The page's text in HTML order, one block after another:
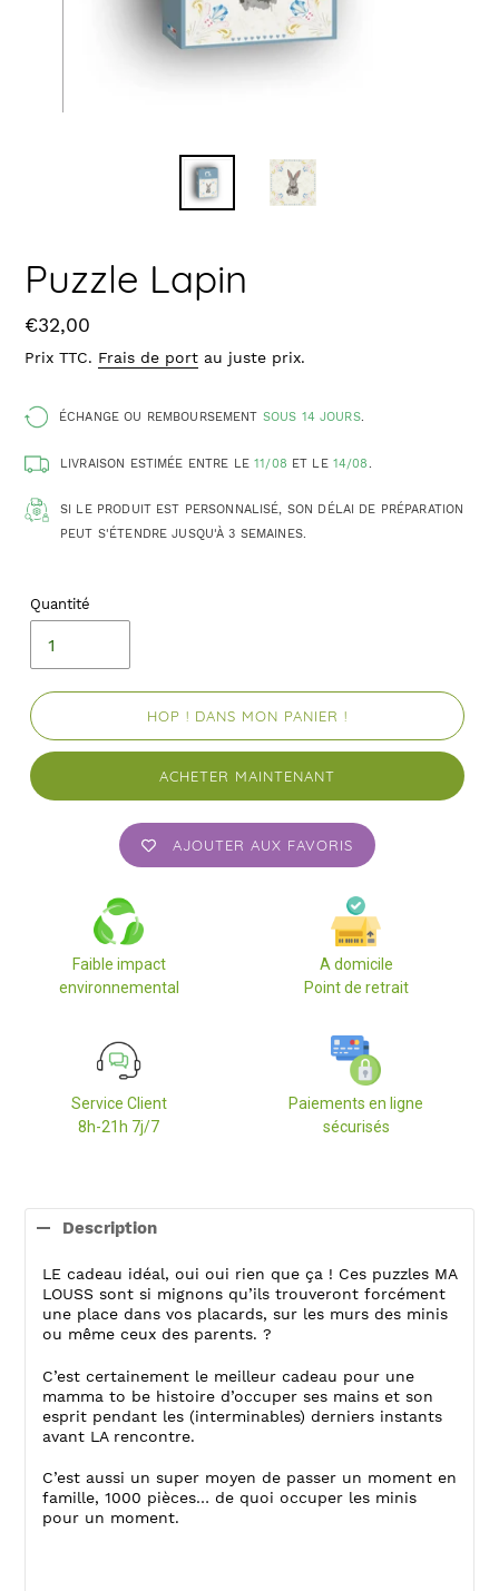
Puzzle Lapin
Prix
€32,00
Prix TTC. Frais de port au juste prix.
ÉCHANGE OU REMBOURSEMENT SOUS 14 JOURS.
LIVRAISON ESTIMÉE ENTRE LE11/08 ET LE 14/08.
SI LE PRODUIT EST PERSONNALISÉ, SON DÉLAI DE PRÉPARATION
PEUT S'ÉTENDRE JUSQU'À 3 SEMAINES.
Quantité
HOP ! DANS MON PANIER !
ACHETER MAINTENANT
AJOUTER AUX FAVORIS
Faible impact
environnemental
A domicile
Point de retrait
Service Client
8h-21h 7j/7
Paiements en ligne
sécurisés
d'un
produit
panier
Description
LE cadeau idéal, oui oui rien que ça ! Ces puzzles MA
LOUSS sont si mignons qu’ils trouveront forcément
une place dans vos placards, sur les murs des minis
ou même ceux des parents. ?
C’est certainement le meilleur cadeau pour une
mamma to be histoire d’occuper ses mains et son
esprit pendant les (interminables) derniers instants
avant LA rencontre.
C’est aussi un super moyen de passer un moment en
famille, 1000 pièces… de quoi occuper les minis
pour un moment.